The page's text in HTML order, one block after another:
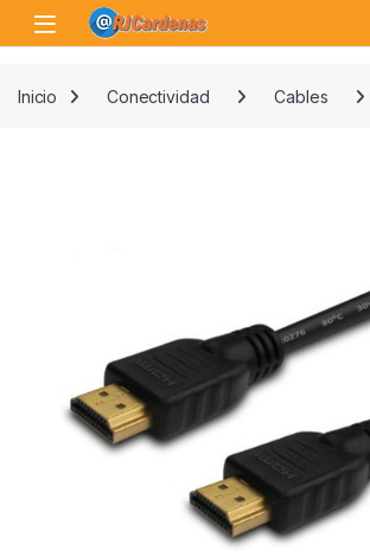
Skip to navigation
Skip to content
Open
Inicio Conectividad Cables